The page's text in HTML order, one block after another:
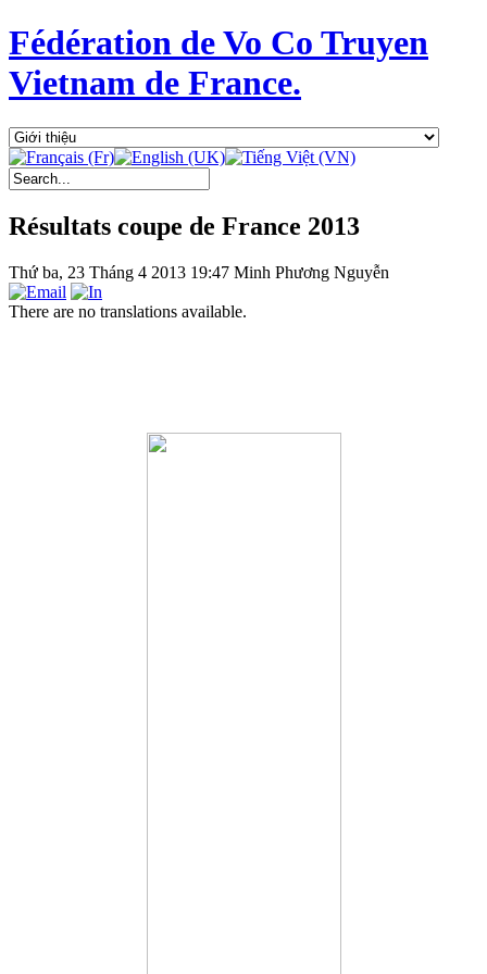
Fédération de Vo Co Truyen
Vietnam de France.
Résultats coupe de France 2013
Thứ ba, 23 Tháng 4 2013 19:47 Minh Phương Nguyễn
There are no translations available.